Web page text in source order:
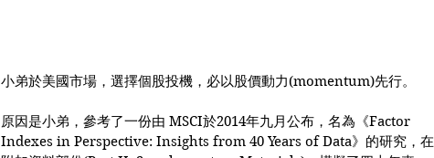
小弟於美國市場，選擇個股投機，必以股價動力(momentum)先行。
原因是小弟，參考了一份由 MSCI於2014年九月公布，名為《Factor
Indexes in Perspective: Insights from 40 Years of Data》的研究，在